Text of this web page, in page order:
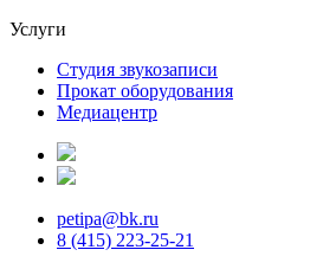
Услуги
Студия звукозаписи
Прокат оборудования
Медиацентр
petipa@bk.ru
8 (415) 223-25-21